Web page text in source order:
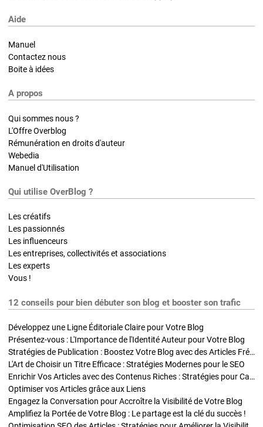
Aide
Manuel
Contactez nous
Boite à idées
A propos
Qui sommes nous ?
L'Offre Overblog
Rémunération en droits d'auteur
Webedia
Manuel d'Utilisation
Qui utilise OverBlog ?
Les créatifs
Les passionnés
Les influenceurs
Les entreprises, collectivités et associations
Les experts
Vous !
12 conseils pour bien débuter son blog et booster son trafic
Développez une Ligne Éditoriale Claire pour Votre Blog
Présentez-vous : L'Importance de l'Identité Auteur pour Votre Blog
Stratégies de Publication : Boostez Votre Blog avec des Articles Fréquents et Exclusifs
L'Art de Choisir un Titre Efficace : Stratégies Modernes pour le SEO
Enrichir Vos Articles avec des Contenus Riches : Stratégies pour Captiver et Optimiser
Optimiser vos Articles grâce aux Liens
Engagez la Conversation pour Accroître la Visibilité de Votre Blog
Amplifiez la Portée de Votre Blog : Le partage est la clé du succès !